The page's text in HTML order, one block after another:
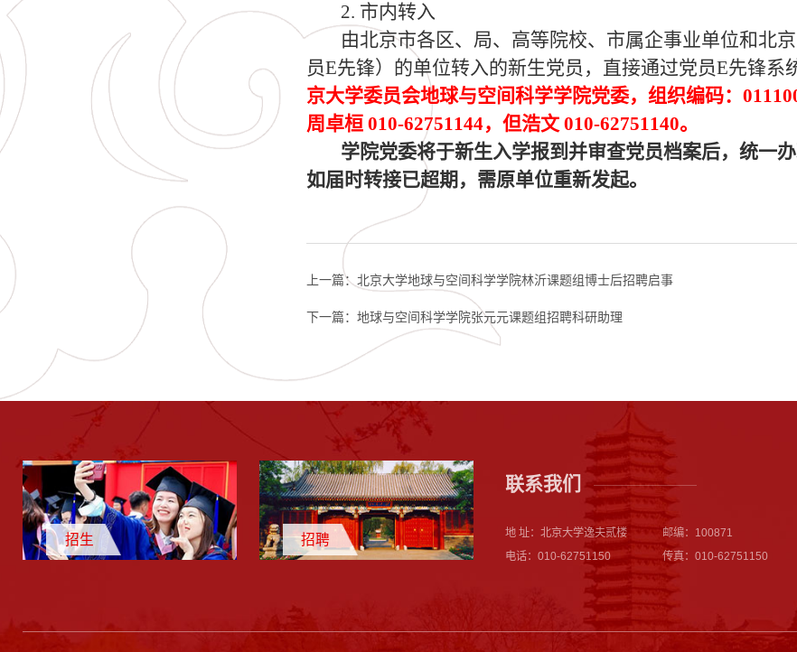
2. 市内转入
由北京市各区、局、高等院校、市属企事业单位和北
员E先锋）的单位转入的新生党员，直接通过党员E先锋系
京大学委员会地球与空间科学学院党委，组织编码：
周卓桓 010-62751144，但浩文 010-62751140。
学院党委将于新生入学报到并审查党员档案后，统一
如届时转接已超期，需原单位重新发起。
上一篇： 北京大学地球与空间科学学院林沂课题组博士后招聘启事
下一篇： 地球与空间科学学院张元元课题组招聘科研助理
招生 招聘
联系我们
地 址：北京大学逸夫贰楼
邮编：100871
电话：010-62751150
传真：010-62751150